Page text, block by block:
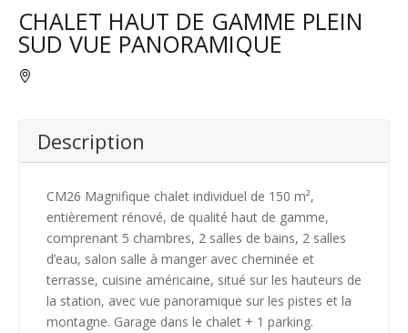
CHALET HAUT DE GAMME PLEIN
SUD VUE PANORAMIQUE
Description
CM26 Magnifique chalet individuel de 150 m²,
entièrement rénové, de qualité haut de gamme,
comprenant 5 chambres, 2 salles de bains, 2 salles
d’eau, salon salle à manger avec cheminée et
terrasse, cuisine américaine, situé sur les hauteurs de
la station, avec vue panoramique sur les pistes et la
montagne. Garage dans le chalet + 1 parking.